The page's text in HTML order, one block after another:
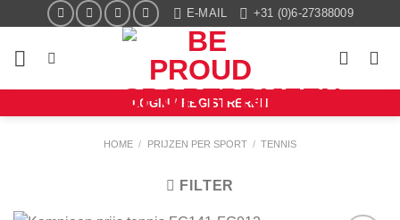
inhoud
E-MAIL +31 (0)6-27388009
LOGIN / REGISTREREN
HOME / PRIJZEN PER SPORT / TENNIS
FILTER